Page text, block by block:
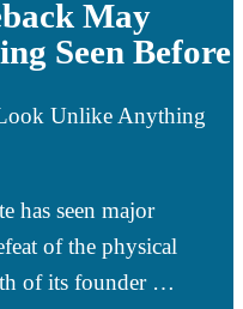
May
Seen Before
Unlike Anything
has seen major
of the physical
of its founder …